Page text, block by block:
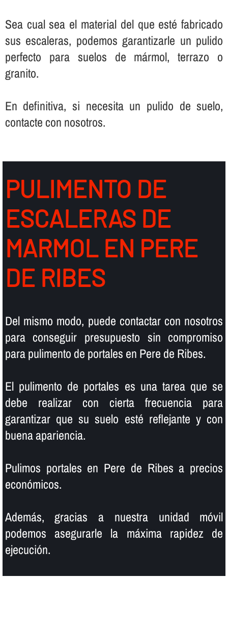
Sea cual sea el material del que esté fabricado
sus escaleras, podemos garantizarle un pulido
perfecto para suelos de mármol, terrazo o
granito.
En definitiva, si necesita un pulido de suelo,
contacte con nosotros.
PULIMENTO DE
ESCALERAS DE
MARMOL EN PERE
DE RIBES
Del mismo modo, puede contactar con nosotros
para conseguir presupuesto sin compromiso
para pulimento de portales en Pere de Ribes.
El pulimento de portales es una tarea que se
debe realizar con cierta frecuencia para
garantizar que su suelo esté reflejante y con
buena apariencia.
Pulimos portales en Pere de Ribes a precios
económicos.
Además, gracias a nuestra unidad móvil
podemos asegurarle la máxima rapidez de
ejecución.